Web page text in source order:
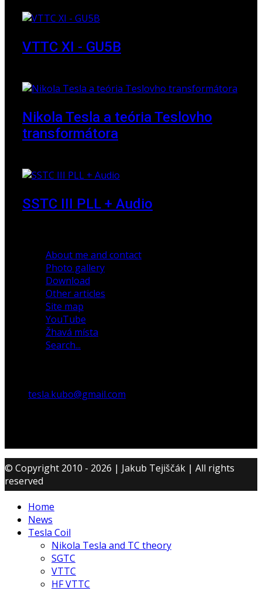
VTTC XI - GU5B
Nikola Tesla a teória Teslovho
transformátora
SSTC III PLL + Audio
About me and contact
Photo gallery
Download
Other articles
Site map
YouTube
Žhavá místa
Search...
tesla.kubo@gmail.com
© Copyright 2010 - 2026 | Jakub Tejiščák | All rights
reserved
Home
News
Tesla Coil
Nikola Tesla and TC theory
SGTC
VTTC
HF VTTC